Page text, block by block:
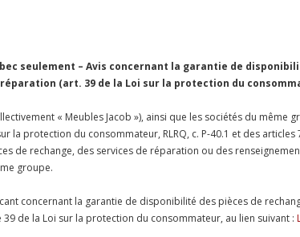
seulement – Avis concernant la garantie de
(art. 39 de la Loi sur la protection du
« Meubles Jacob »), ainsi que les sociétés du
la protection du consommateur, RLRQ, c. P-40.1 et des
de rechange, des services de réparation ou des
groupe.
concernant la garantie de disponibilité des pièces de
de la Loi sur la protection du consommateur, au lien suivant :